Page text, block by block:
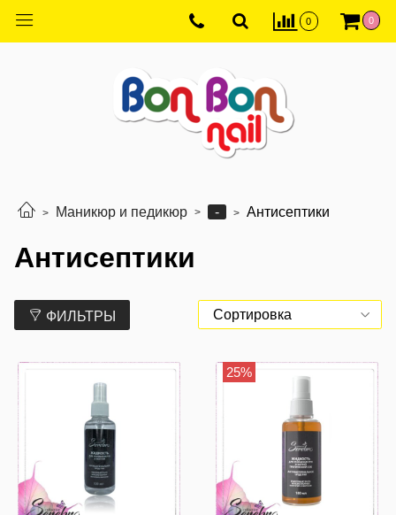
0 0
Маникюр и педикюр - Антисептики
Антисептики
ФИЛЬТРЫ
25%